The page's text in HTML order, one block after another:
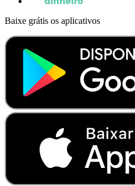
Baixe grátis os aplicativos